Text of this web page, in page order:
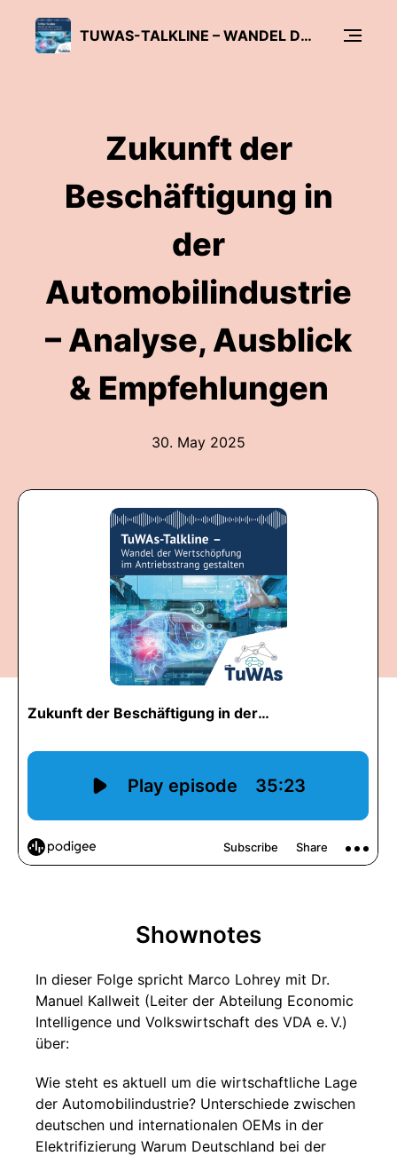
TUWAS-TALKLINE – WANDEL DER WERTSCHÖPFUNG IM ANTRIEBSSTRANG GESTALTEN
Zukunft der
Beschäftigung in
der
Automobilindustrie
– Analyse, Ausblick
& Empfehlungen
30. May 2025
Shownotes
In dieser Folge spricht Marco Lohrey mit Dr.
Manuel Kallweit (Leiter der Abteilung Economic
Intelligence und Volkswirtschaft des VDA e. V.)
über:
Wie steht es aktuell um die wirtschaftliche Lage
der Automobilindustrie? Unterschiede zwischen
deutschen und internationalen OEMs in der
Elektrifizierung Warum Deutschland bei der